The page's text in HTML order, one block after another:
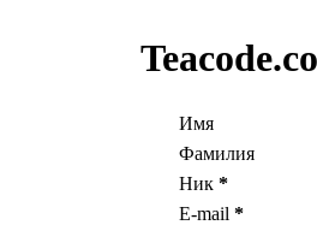
Имя
Фамилия
Ник *
E-mail *